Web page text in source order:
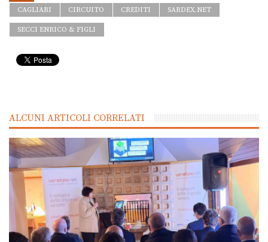
CAGLIARI
CIRCUITO CREDITI SARDEX.NET
SECCI ENRICO & FIGLI
ALCUNI ARTICOLI CORRELATI